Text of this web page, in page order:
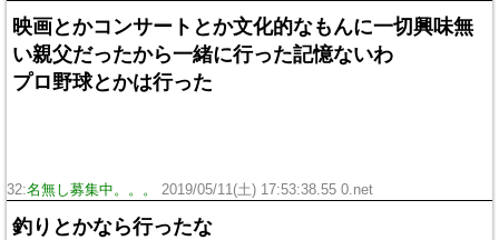
映画とかコンサートとか文化的なもんに一切興味無
い親父だったから一緒に行った記憶ないわ
プロ野球とかは行った
32:名無し募集中。。。 2019/05/11(土) 17:53:38.55 0.net
釣りとかなら行ったな